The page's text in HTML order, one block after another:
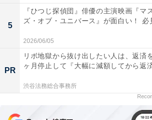
東京五輪へ 個人注目選手
5
『ひつじ探偵団』俳優の主演映画『マ
ズ・オブ・ユニバース』が面白い！ 必
2026/06/05
PR
リボ地獄から抜け出したい人は、返済
ヶ月停止して『大幅に減額してから返
渋谷法務総合事務所